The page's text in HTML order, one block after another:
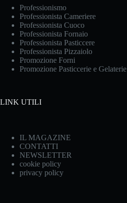
Professionismo
Professionista Cameriere
Professionista Cuoco
Professionista Fornaio
Professionista Pasticcere
Professionista Pizzaiolo
Promozione Forni
Promozione Pasticcerie e Gelaterie
LINK UTILI
IL MAGAZINE
CONTATTI
NEWSLETTER
cookie policy
privacy policy